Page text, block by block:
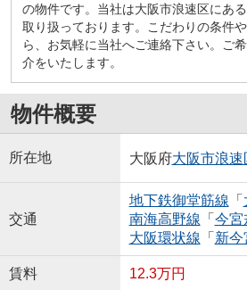
の物件です。当社は大阪市浪速区にあ
取り扱っております。こだわりの条件
ら、お気軽に当社へご連絡下さい。ご
介をいたします。
物件概要
所在地 大阪府大阪市浪速
交通
地下鉄御堂筋線 「
南海高野線 「 今宮
大阪環状線 「 新今
賃料 12.3万円